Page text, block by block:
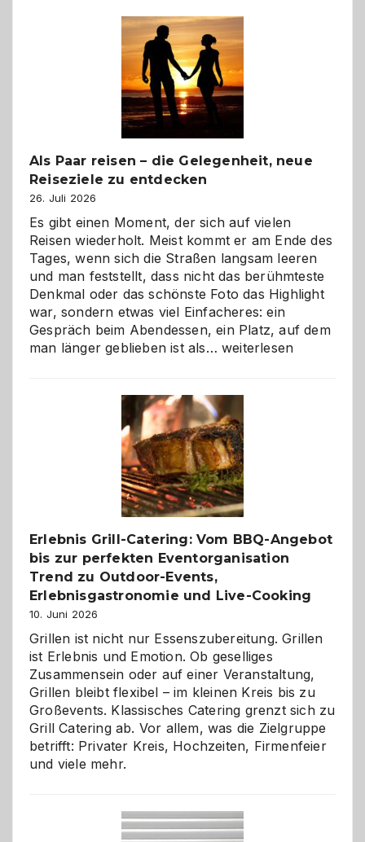
Als Paar reisen – die Gelegenheit, neue
Reiseziele zu entdecken
26. Juli 2026
Es gibt einen Moment, der sich auf vielen
Reisen wiederholt. Meist kommt er am Ende des
Tages, wenn sich die Straßen langsam leeren
und man feststellt, dass nicht das berühmteste
Denkmal oder das schönste Foto das Highlight
war, sondern etwas viel Einfacheres: ein
Gespräch beim Abendessen, ein Platz, auf dem
man länger geblieben ist als… Als
–
die
Gelegenheit,
neue
Reiseziele
zu
entdecken
weiterlesen
Erlebnis Grill-Catering: Vom BBQ-Angebot
bis zur perfekten Eventorganisation
Trend zu Outdoor-Events,
Erlebnisgastronomie und Live-Cooking
10. Juni 2026
Grillen ist nicht nur Essenszubereitung. Grillen
ist Erlebnis und Emotion. Ob geselliges
Zusammensein oder auf einer Veranstaltung,
Grillen bleibt flexibel – im kleinen Kreis bis zu
Großevents. Klassisches Catering grenzt sich zu
Grill Catering ab. Vor allem, was die Zielgruppe
betrifft: Privater Kreis, Hochzeiten, Firmenfeier
und viele mehr.